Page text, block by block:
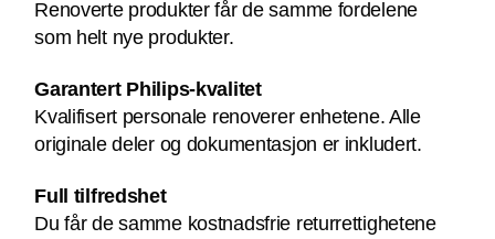
Renoverte produkter får de samme fordelene
som helt nye produkter.
Garantert Philips-kvalitet
Kvalifisert personale renoverer enhetene. Alle
originale deler og dokumentasjon er inkludert.
Full tilfredshet
Du får de samme kostnadsfrie returrettighetene